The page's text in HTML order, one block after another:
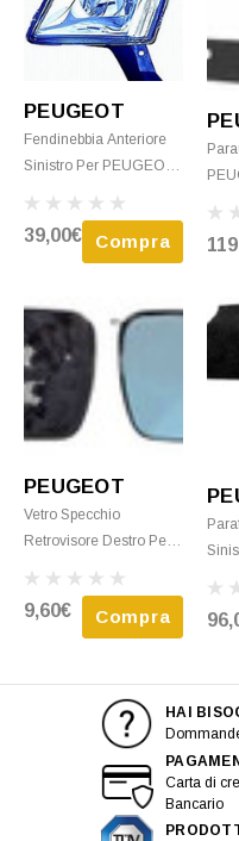
PEUGEOT
Fendinebbia Anteriore
Sinistro Per PEUGEOT
39,00€ Compra
PEUGEOT
Vetro Specchio
Retrovisore Destro Per
2011, Nuovo
9,60€ Compra
Da
HAI
Carta di
Bancario